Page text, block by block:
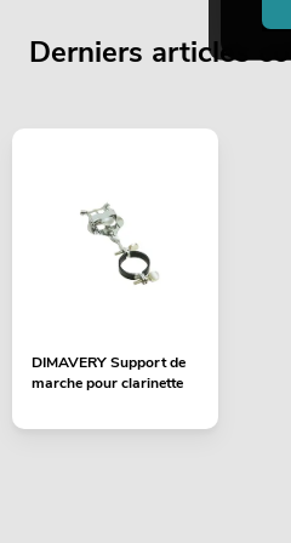
Derniers articles
DIMAVERY Support de
marche pour clarinette